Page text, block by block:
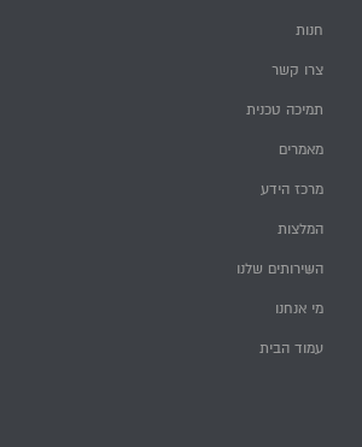
חנות
צרו קשר
תמיכה טכנית
מאמרים
מרכז הידע
המלצות
השירותים שלנו
מי אנחנו
עמוד הבית